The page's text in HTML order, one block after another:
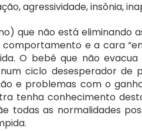
agressividade, insônia,
que não está eliminando
e a cara
O bebê que não evacua
ciclo desesperador de
e problemas com o
tenha conhecimento
todas as normalidades